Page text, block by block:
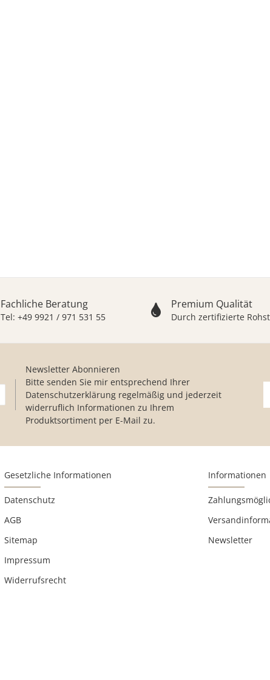
Fachliche Beratung
Tel: +49 9921 / 971 531 55
Premium Qualität
Durch zertifizierte
Newsletter Abonnieren
Bitte senden Sie mir entsprechend Ihrer
Datenschutzerklärung regelmäßig und jederzeit
widerruflich Informationen zu Ihrem
Produktsortiment per E-Mail zu.
Gesetzliche Informationen
Datenschutz
AGB
Sitemap
Impressum
Widerrufsrecht
Informationen
Newsletter